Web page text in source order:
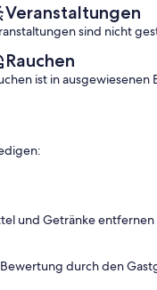
Veranstaltungen
sind nicht
Rauchen
ist in
und Getränke
durch den